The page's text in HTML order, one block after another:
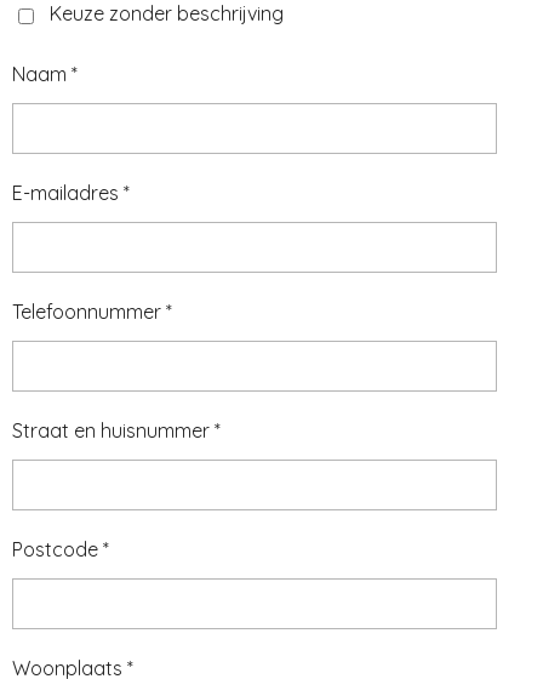
Keuze zonder beschrijving
Naam *
E-mailadres *
Telefoonnummer *
Straat en huisnummer *
Postcode *
Woonplaats *